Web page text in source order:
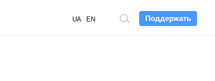
Поддержать
Поиск
UA EN